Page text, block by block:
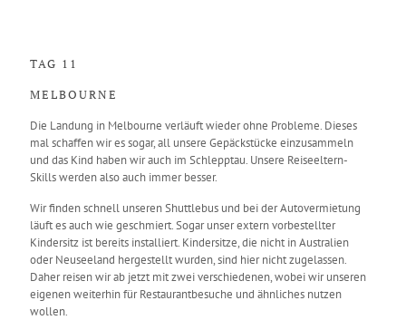
TAG 11
MELBOURNE
Die Landung in Melbourne verläuft wieder ohne Probleme. Dieses
mal schaffen wir es sogar, all unsere Gepäckstücke einzusammeln
und das Kind haben wir auch im Schlepptau. Unsere Reiseeltern-
Skills werden also auch immer besser.
Wir finden schnell unseren Shuttlebus und bei der Autovermietung
läuft es auch wie geschmiert. Sogar unser extern vorbestellter
Kindersitz ist bereits installiert. Kindersitze, die nicht in Australien
oder Neuseeland hergestellt wurden, sind hier nicht zugelassen.
Daher reisen wir ab jetzt mit zwei verschiedenen, wobei wir unseren
eigenen weiterhin für Restaurantbesuche und ähnliches nutzen
wollen.